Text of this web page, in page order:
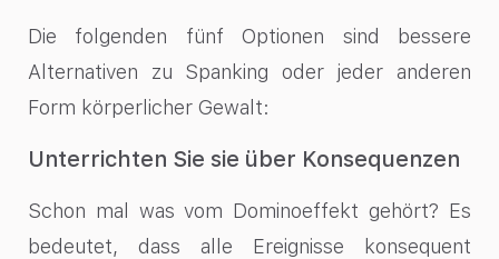
Die folgenden fünf Optionen sind bessere
Alternativen zu Spanking oder jeder anderen
Form körperlicher Gewalt:
Unterrichten Sie sie über Konsequenzen
Schon mal was vom Dominoeffekt gehört? Es
bedeutet, dass alle Ereignisse konsequent